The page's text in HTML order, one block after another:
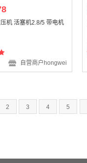
机 活塞机2.8/5 带电机
自营商户hongwei
2 3 4 5